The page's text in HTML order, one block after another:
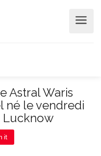
Astral Waris
né le vendredi
Lucknow
it